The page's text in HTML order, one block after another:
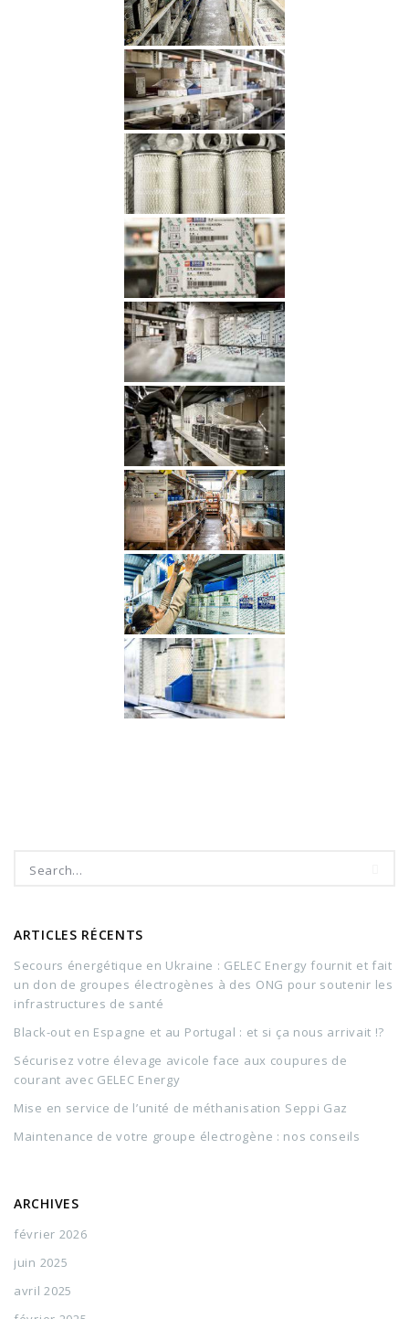
ARTICLES RÉCENTS
Secours énergétique en Ukraine : GELEC Energy fournit et fait
un don de groupes électrogènes à des ONG pour soutenir les
infrastructures de santé
Black-out en Espagne et au Portugal : et si ça nous arrivait !?
Sécurisez votre élevage avicole face aux coupures de
courant avec GELEC Energy
Mise en service de l’unité de méthanisation Seppi Gaz
Maintenance de votre groupe électrogène : nos conseils
ARCHIVES
février 2026
juin 2025
avril 2025